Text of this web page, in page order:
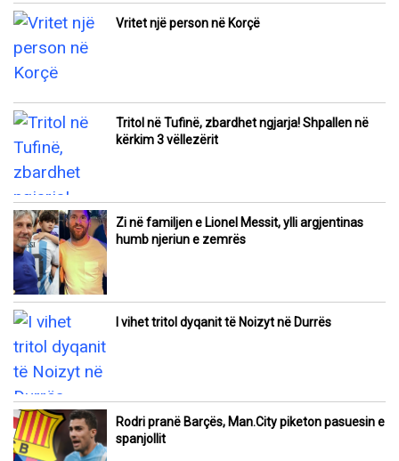
Vritet një person në Korçë
Tritol në Tufinë, zbardhet ngjarja! Shpallen në
kërkim 3 vëllezërit
Zi në familjen e Lionel Messit, ylli argjentinas
humb njeriun e zemrës
I vihet tritol dyqanit të Noizyt në Durrës
Rodri pranë Barçës, Man.City piketon pasuesin e
spanjollit